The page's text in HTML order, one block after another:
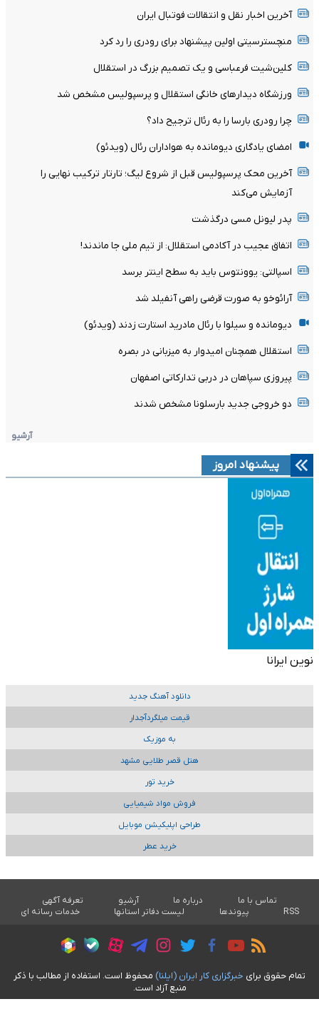
آخرین اخبار نقل و انتقالات فوتبال ایران
منچسترسیتی اولین پیشنهاد برای رودری را رد کرد
کلین‌شیت فرعباسی و یک تصمیم بزرگ در استقلال
ورزشگاه دیدارهای خانگی استقلال و پرسپولیس مشخص شد
چرا رودری بارسا را به رئال ترجیح داد؟
امضای یادگاری دیومانده به هواداران رئال (ویدئو)
آخرین محک پرسپولیس قبل از شروع لیگ؛ تارتار ترکیب نهایی را
آزمایش می‌کند
پدر لیونل مسی درگذشت
اتفاق عجیب در آکادمی استقلال: از تیم ملی جا ماندند!
اسپالتی: یوونتوس باید به سطح اینتر برسد
آرائوخو به صورت قرضی راهی آنفیلد شد
دیومانده و سیلوا با رئال مادرید استارت زدند (ویدئو)
استقلال همچنان امیدوار به میزبانی در بصره
پیروزی سپاهان در دربی تدارکاتی اصفهان
دو خروجی جدید بارسلونا مشخص شدند
آرشیو
پیشنهاد امروز
نوین ایرانا
دانلود آهنگ جدید
قیمت میلگردآجدار
به موزیک
هتل قصر طلایی مشهد
خرید تور
فروش مواد شیمیایی
طراحی اپلیکیشن موبایل
خرید عطر
تماس با ما درباره ما آرشیو
تعرفه آگهی
RSS
پیوندها لیست دفاتر استانها خدمات رسانه ای
تمام حقوق برای خبرگزاری کار ايران (ايلنا) محفوظ است. استفاده از مطالب با ذکر
منبع آزاد است.